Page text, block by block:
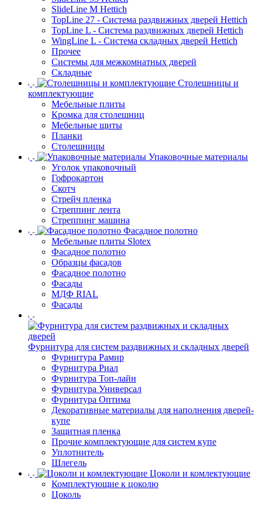
SlideLine M Hettich
TopLine 27 - Система раздвижных дверей Hettich
TopLine L - Система раздвижных дверей Hettich
WingLine L - Система складных дверей Hettich
Прочее
Системы для межкомнатных дверей
Складные
Столешницы и
комплектующие
Мебельные плиты
Кромка для столешниц
Мебельные щиты
Планки
Столешницы
Упаковочные материалы
Уголок упаковочный
Гофрокартон
Скотч
Стрейч пленка
Стреппинг лента
Стреппинг машина
Фасадное полотно
Мебельные плиты Slotex
Фасадное полотно
Образцы фасадов
Фасадное полотно
Фасады
МДФ RIAL
Фасады
Фурнитура для систем раздвижных и складных дверей
Фурнитура Рамир
Фурнитура Риал
Фурнитура Топ-лайн
Фурнитура Универсал
Фурнитура Оптима
Декоративные материалы для наполнения дверей-
купе
Защитная пленка
Прочие комплектующие для систем купе
Уплотнитель
Шлегель
Цоколи и комлектующие
Комплектующие к цоколю
Цоколь